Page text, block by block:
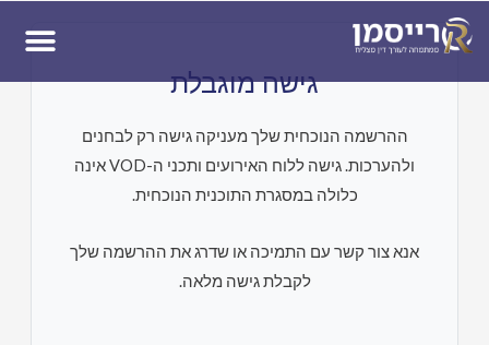
גישה מוגבלת
ההרשמה הנוכחית שלך מעניקה גישה רק לבחנים
ולהערכות. גישה ללוח האירועים ותכני ה-VOD אינה
כלולה במסגרת התוכנית הנוכחית.
אנא צור קשר עם התמיכה או שדרג את ההרשמה שלך
לקבלת גישה מלאה.